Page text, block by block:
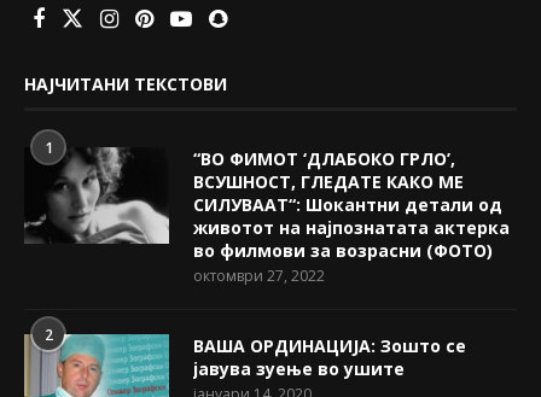
НАЈЧИТАНИ ТЕКСТОВИ
1
“ВО ФИМОТ ‘ДЛАБОКО ГРЛО’,
ВСУШНОСТ, ГЛЕДАТЕ КАКО МЕ
СИЛУВААТ“: Шокантни детали од
животот на најпознатата актерка
во филмови за возрасни (ФОТО)
октомври 27, 2022
2
ВАША ОРДИНАЦИЈА: Зошто се
јавува зуење во ушите